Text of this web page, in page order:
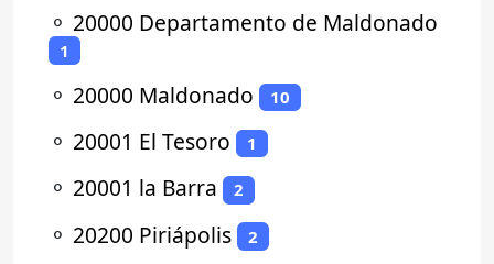
⚬ 20000 Departamento de Maldonado
1
⚬ 20000 Maldonado 10
⚬ 20001 El Tesoro 1
⚬ 20001 la Barra 2
⚬ 20200 Piriápolis 2